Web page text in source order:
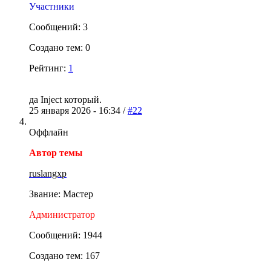
Участники
Сообщений: 3
Создано тем: 0
Рейтинг: 1
да Inject который.
25 января 2026 - 16:34 /#22
Оффлайн
Автор темы
ruslangxp
Звание: Мастер
Администратор
Сообщений: 1944
Создано тем: 167